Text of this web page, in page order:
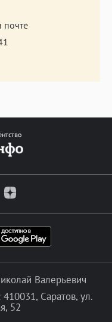
почте
Валерьевич
Саратов, ул.
52